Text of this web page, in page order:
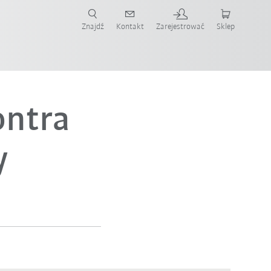
Znajdź Kontakt Zarejestrować Sklep